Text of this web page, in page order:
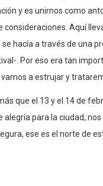
y es unirnos como
Aquí
hacía a través de una
. Por eso era tan
a estrujar y
que el 13 y el 14 de
para la ciudad,
ese es el norte de